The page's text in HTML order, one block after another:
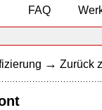
FAQ
→ Zurück